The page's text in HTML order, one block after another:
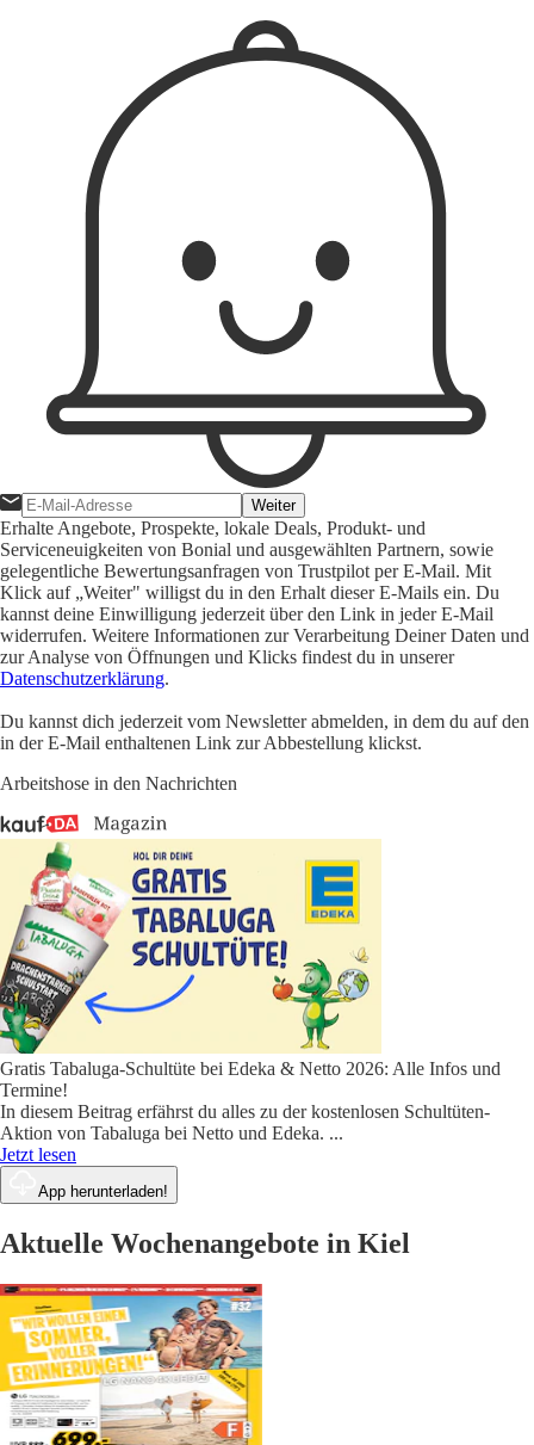
Weiter
Erhalte Angebote, Prospekte, lokale Deals, Produkt- und
Serviceneuigkeiten von Bonial und ausgewählten Partnern, sowie
gelegentliche Bewertungsanfragen von Trustpilot per E-Mail. Mit
Klick auf „Weiter" willigst du in den Erhalt dieser E-Mails ein. Du
kannst deine Einwilligung jederzeit über den Link in jeder E-Mail
widerrufen. Weitere Informationen zur Verarbeitung Deiner Daten und
zur Analyse von Öffnungen und Klicks findest du in unserer
Datenschutzerklärung.
Du kannst dich jederzeit vom Newsletter abmelden, in dem du auf den
in der E-Mail enthaltenen Link zur Abbestellung klickst.
Arbeitshose in den Nachrichten
Gratis Tabaluga-Schultüte bei Edeka & Netto 2026: Alle Infos und
Termine!
In diesem Beitrag erfährst du alles zu der kostenlosen Schultüten-
Aktion von Tabaluga bei Netto und Edeka. ...
Jetzt lesen
App herunterladen!
Aktuelle Wochenangebote in Kiel